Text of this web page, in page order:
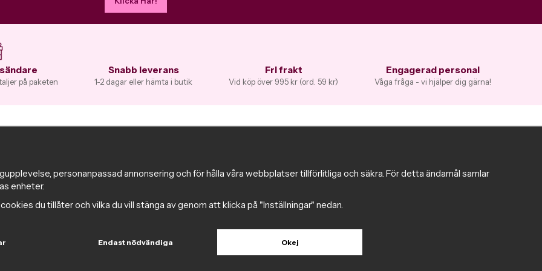
på paketen
Snabb leverans
1-2 dagar eller hämta i butik
Fri frakt
Vid köp över 995 kr (ord. 59 kr)
Engagerad personal
Våga fråga - vi hjälper dig gärna!
Populära produkter med toppbetyg
Om cookies
personanpassad annonsering och för hålla våra webbplatser tillförlitliga och säkra. För detta ändamål samlar
enheter.
du tillåter och vilka du vill stänga av genom att klicka på "Inställningar" nedan.
Endast nödvändiga Okej